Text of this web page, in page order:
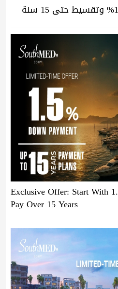
Exclusive Offer: Start With
Pay Over 15 Years